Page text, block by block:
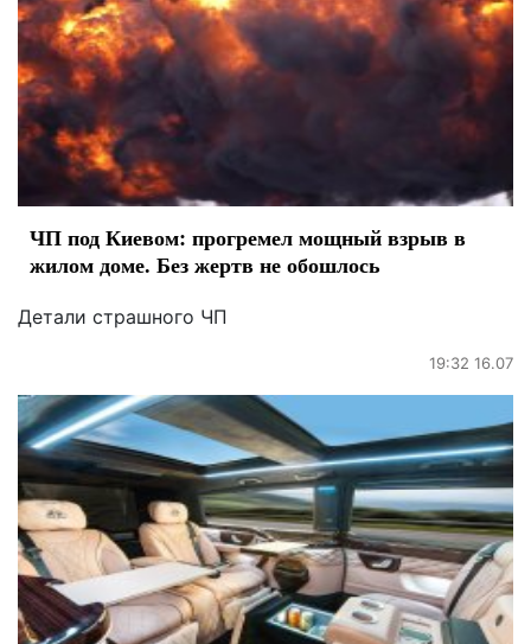
ЧП под Киевом: прогремел мощный взрыв в
жилом доме. Без жертв не обошлось
Детали страшного ЧП
19:32 16.07